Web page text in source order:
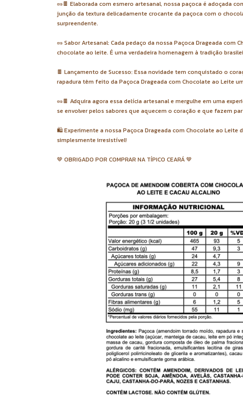
🥜🍫 Elaborada com esmero artesanal, nossa paçoca é adoçada
junção da textura delicadamente crocante da paçoca com o
surpreendente.
🥜 Sabor Artesanal: Cada pedaço da nossa Paçoca Drageada
chocolate ao leite. É uma verdadeira homenagem à tradição
🍫 Lançamento de Sucesso: Essa novidade tem conquistado o
rapadura têm feito da Paçoca Drageada com Chocolate ao Leite
🥜🍫 Adquira agora essa delícia artesanal e mergulhe em uma
se envolver pelos sabores que aquecem o coração e que fazem
🛍️ Experimente a nossa Paçoca Drageada com Chocolate ao Leite
simplesmente irresistível!
🤎 OBRIGADO POR COMPRAR NA TÍPICO CEARÁ 🤎